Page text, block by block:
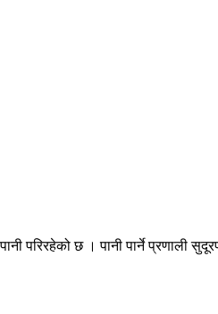
परिरहेको छ । पानी पार्ने प्रणाली